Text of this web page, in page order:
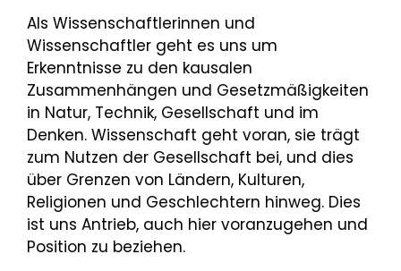
Als Wissenschaftlerinnen und
Wissenschaftler geht es uns um
Erkenntnisse zu den kausalen
Zusammenhängen und Gesetzmäßigkeiten
in Natur, Technik, Gesellschaft und im
Denken. Wissenschaft geht voran, sie trägt
zum Nutzen der Gesellschaft bei, und dies
über Grenzen von Ländern, Kulturen,
Religionen und Geschlechtern hinweg. Dies
ist uns Antrieb, auch hier voranzugehen und
Position zu beziehen.